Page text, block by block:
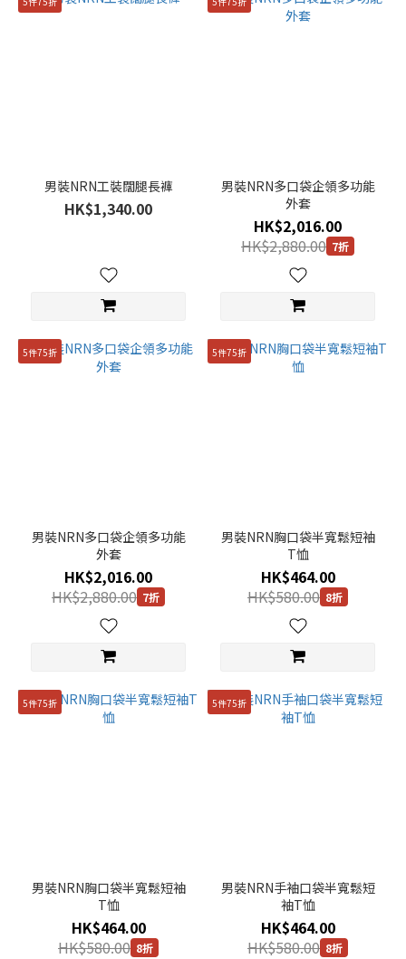
男裝NRN工裝闊腿長褲
HK$1,340.00
男裝NRN多口袋企領多功能
外套
HK$2,016.00
HK$2,880.00 7折
5件75折
男裝NRN多口袋企領多功能
外套
HK$2,016.00
HK$2,880.00 7折
5件75折
男裝NRN胸口袋半寬鬆短袖
T恤
HK$464.00
HK$580.00 8折
5件75折
男裝NRN胸口袋半寬鬆短袖
T恤
HK$464.00
HK$580.00 8折
5件75折
男裝NRN手袖口袋半寬鬆短
袖T恤
HK$464.00
HK$580.00 8折